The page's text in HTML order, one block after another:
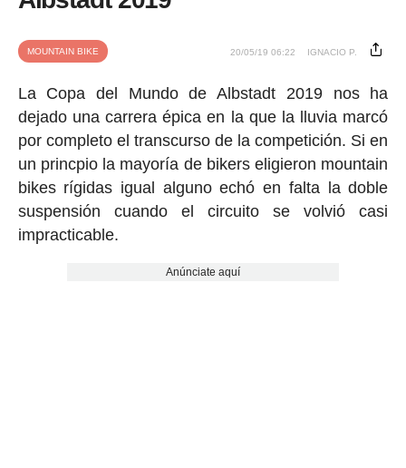
MOUNTAIN BIKE 20/05/19 06:22 IGNACIO P.
La Copa del Mundo de Albstadt 2019 nos ha
dejado una carrera épica en la que la lluvia marcó
por completo el transcurso de la competición. Si en
un princpio la mayoría de bikers eligieron mountain
bikes rígidas igual alguno echó en falta la doble
suspensión cuando el circuito se volvió casi
impracticable.
Anúnciate aquí